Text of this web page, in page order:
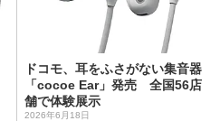
ドコモ、耳をふさがない集音器
「cocoe Ear」発売 全国56店
舗で体験展示
2026年6月18日